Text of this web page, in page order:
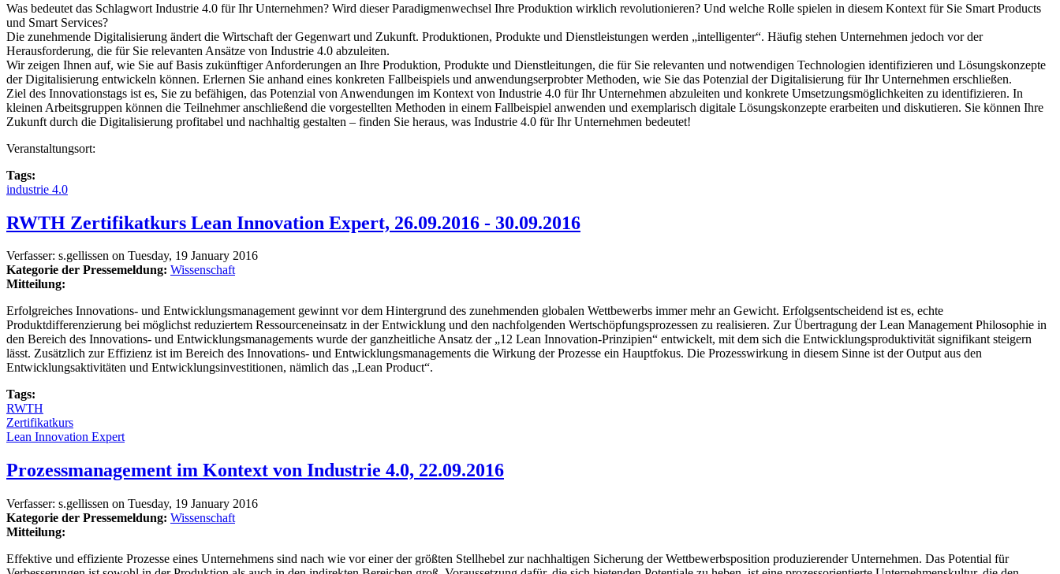
Was bedeutet das Schlagwort Industrie 4.0 für Ihr Unternehmen? Wird dieser Paradigmenwechsel Ihre Produktion wirklich revolutionieren? Und welche Rolle spielen in diesem Kontext für Sie Smart Products
und Smart Services?
Die zunehmende Digitalisierung ändert die Wirtschaft der Gegenwart und Zukunft. Produktionen, Produkte und Dienstleistungen werden „intelligenter“. Häufig stehen Unternehmen jedoch vor der
Herausforderung, die für Sie relevanten Ansätze von Industrie 4.0 abzuleiten.
Wir zeigen Ihnen auf, wie Sie auf Basis zukünftiger Anforderungen an Ihre Produktion, Produkte und Dienstleitungen, die für Sie relevanten und notwendigen Technologien identifizieren und Lösungskonzepte
der Digitalisierung entwickeln können. Erlernen Sie anhand eines konkreten Fallbeispiels und anwendungserprobter Methoden, wie Sie das Potenzial der Digitalisierung für Ihr Unternehmen erschließen.
Ziel des Innovationstags ist es, Sie zu befähigen, das Potenzial von Anwendungen im Kontext von Industrie 4.0 für Ihr Unternehmen abzuleiten und konkrete Umsetzungsmöglichkeiten zu identifizieren. In
kleinen Arbeitsgruppen können die Teilnehmer anschließend die vorgestellten Methoden in einem Fallbeispiel anwenden und exemplarisch digitale Lösungskonzepte erarbeiten und diskutieren. Sie können Ihre
Zukunft durch die Digitalisierung profitabel und nachhaltig gestalten – finden Sie heraus, was Industrie 4.0 für Ihr Unternehmen bedeutet!
Veranstaltungsort:
Tags:
industrie 4.0
RWTH Zertifikatkurs Lean Innovation Expert, 26.09.2016 - 30.09.2016
Verfasser: s.gellissen on Tuesday, 19 January 2016
Kategorie der Pressemeldung: Wissenschaft
Mitteilung:
Erfolgreiches Innovations- und Entwicklungsmanagement gewinnt vor dem Hintergrund des zunehmenden globalen Wettbewerbs immer mehr an Gewicht. Erfolgsentscheidend ist es, echte
Produktdifferenzierung bei möglichst reduziertem Ressourceneinsatz in der Entwicklung und den nachfolgenden Wertschöpfungsprozessen zu realisieren. Zur Übertragung der Lean Management Philosophie in
den Bereich des Innovations- und Entwicklungsmanagements wurde der ganzheitliche Ansatz der „12 Lean Innovation-Prinzipien“ entwickelt, mit dem sich die Entwicklungsproduktivität signifikant steigern
lässt. Zusätzlich zur Effizienz ist im Bereich des Innovations- und Entwicklungsmanagements die Wirkung der Prozesse ein Hauptfokus. Die Prozesswirkung in diesem Sinne ist der Output aus den
Entwicklungsaktivitäten und Entwicklungsinvestitionen, nämlich das „Lean Product“.
Tags:
RWTH
Zertifikatkurs
Lean Innovation Expert
Prozessmanagement im Kontext von Industrie 4.0, 22.09.2016
Verfasser: s.gellissen on Tuesday, 19 January 2016
Kategorie der Pressemeldung: Wissenschaft
Mitteilung:
Effektive und effiziente Prozesse eines Unternehmens sind nach wie vor einer der größten Stellhebel zur nachhaltigen Sicherung der Wettbewerbsposition produzierender Unternehmen. Das Potential für